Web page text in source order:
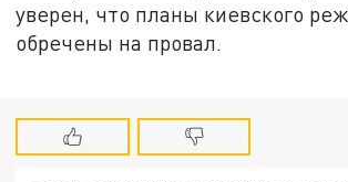
уверен, что планы киевского
обречены на провал.